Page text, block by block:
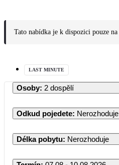
Tato nabídka je k dispozici pouze
LAST MINUTE
Osoby: 2 dospělí
Odkud pojedete: Nerozhoduje
Délka pobytu: Nerozhoduje